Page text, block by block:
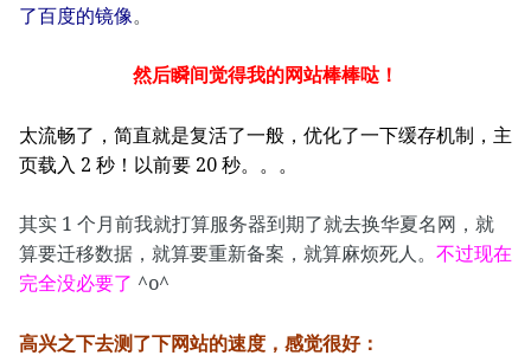
了百度的镜像。
然后瞬间觉得我的网站棒棒哒！
太流畅了，简直就是复活了一般，优化了一下缓存机制，主
页载入 2 秒！以前要 20 秒。。。
其实 1 个月前我就打算服务器到期了就去换华夏名网，就
算要迁移数据，就算要重新备案，就算麻烦死人。 不过现在
完全没必要了 ^o^
高兴之下去测了下网站的速度，感觉很好：